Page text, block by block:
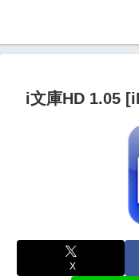
i文庫HD 1.05
X